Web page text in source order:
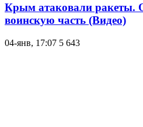
Крым атаковали ракеты.
воинскую часть (Видео)
04-янв, 17:07 5 643